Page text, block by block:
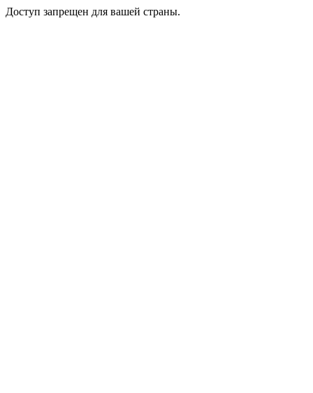
Доступ запрещен для вашей страны.